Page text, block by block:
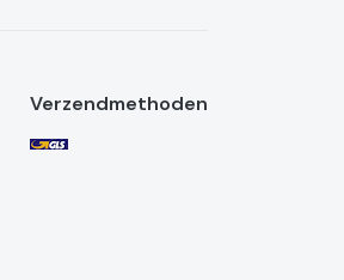
Verzendmethoden